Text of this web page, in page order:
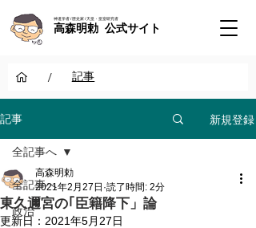
神道学者 / 歴史家 / 天皇・皇室研究者
高森明勅 公式サイト
/ 記事
記事 新規登録
全記事へ
政治
全記事へ
東久邇宮の｢臣籍降下」論
高森明勅
2021年2月27日 読了時間: 2分
更新日： 2021年5月27日